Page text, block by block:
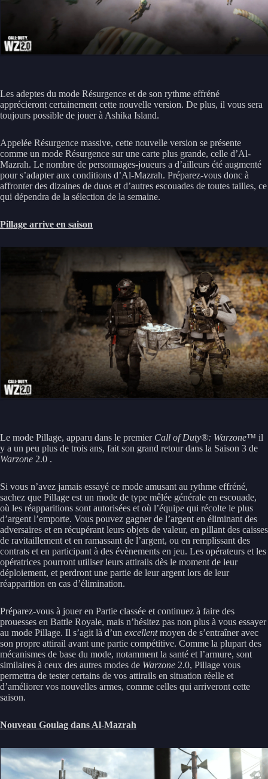
Les adeptes du mode Résurgence et de son rythme effréné
apprécieront certainement cette nouvelle version. De plus, il vous sera
toujours possible de jouer à Ashika Island.
Appelée Résurgence massive, cette nouvelle version se présente
comme un mode Résurgence sur une carte plus grande, celle d’Al-
Mazrah. Le nombre de personnages-joueurs a d’ailleurs été augmenté
pour s’adapter aux conditions d’Al-Mazrah. Préparez-vous donc à
affronter des dizaines de duos et d’autres escouades de toutes tailles, ce
qui dépendra de la sélection de la semaine.
Pillage arrive en saison
Le mode Pillage, apparu dans le premier Call of Duty®: Warzone™ il
y a un peu plus de trois ans, fait son grand retour dans la Saison 3 de
Warzone 2.0 .
Si vous n’avez jamais essayé ce mode amusant au rythme effréné,
sachez que Pillage est un mode de type mêlée générale en escouade,
où les réapparitions sont autorisées et où l’équipe qui récolte le plus
d’argent l’emporte. Vous pouvez gagner de l’argent en éliminant des
adversaires et en récupérant leurs objets de valeur, en pillant des caisses
de ravitaillement et en ramassant de l’argent, ou en remplissant des
contrats et en participant à des évènements en jeu. Les opérateurs et les
opératrices pourront utiliser leurs attirails dès le moment de leur
déploiement, et perdront une partie de leur argent lors de leur
réapparition en cas d’élimination.
Préparez-vous à jouer en Partie classée et continuez à faire des
prouesses en Battle Royale, mais n’hésitez pas non plus à vous essayer
au mode Pillage. Il s’agit là d’un excellentmoyen de s’entraîner avec
son propre attirail avant une partie compétitive. Comme la plupart des
mécanismes de base du mode, notamment la santé et l’armure, sont
similaires à ceux des autres modes de Warzone 2.0, Pillage vous
permettra de tester certains de vos attirails en situation réelle et
d’améliorer vos nouvelles armes, comme celles qui arriveront cette
saison.
Nouveau Goulag dans Al-Mazrah